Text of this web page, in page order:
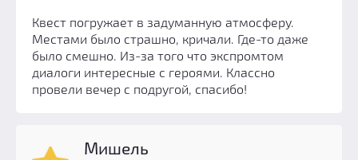
Квест погружает в задуманную атмосферу.
Местами было страшно, кричали. Где-то даже
было смешно. Из-за того что экспромтом
диалоги интересные с героями. Классно
провели вечер с подругой, спасибо!
Мишель